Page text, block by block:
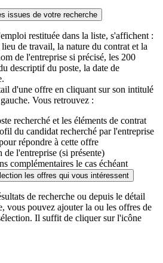
issues de votre recherche
restituée dans la liste, s'affichent :
de travail, la nature du contrat et la
de l'entreprise si précisé, les 200
descriptif du poste, la date de
d'une offre en cliquant sur son intitulé
Vous retrouvez :
recherché et les éléments de contrat
du candidat recherché par l'entreprise
répondre à cette offre
de l'entreprise (si présente)
complémentaires le cas échéant
les offres qui vous intéressent
de recherche ou depuis le détail
vous pouvez ajouter la ou les offres de
Il suffit de cliquer sur l'icône